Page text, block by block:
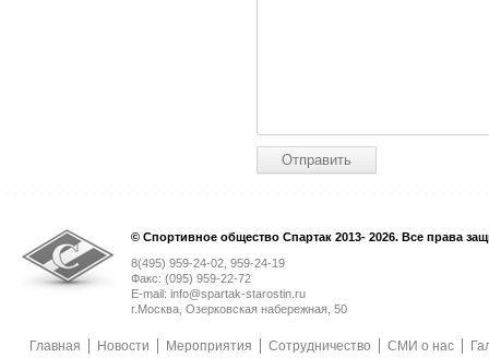
© Спортивное общество Спартак 2013- 2026. Все права
8(495) 959-24-02, 959-24-19
Факс: (095) 959-22-72
E-mail: info@spartak-starostin.ru
г.Москва, Озерковская набережная, 50
Главная Новости Мероприятия Сотрудничество СМИ о нас